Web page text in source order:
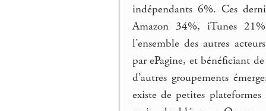
indépendants 6%. Ces
Amazon 34%, iTunes
l’ensemble des autres
par ePagine, et bénéficiant
d’autres groupements
existe de petites